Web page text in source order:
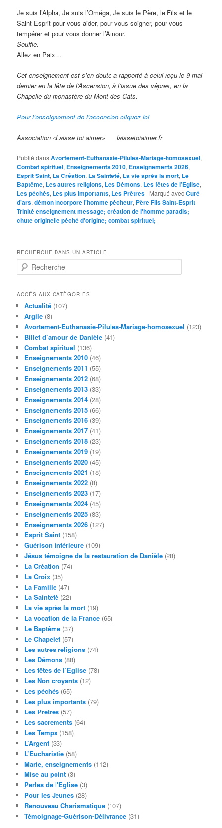
Je suis l’Alpha, Je suis l’Oméga, Je suis le Père, le Fils et le
Saint Esprit pour vous aider, pour vous soigner, pour vous
tempérer et pour vous donner l’Amour.
Souffle.
Allez en Paix…
Cet enseignement est s’en doute a rapporté à celui reçu le 9 mai
dernier en la fête de l’Ascension, à l’issue des vêpres, en la
Chapelle du monastère du Mont des Cats.
Pour l’enseignement de l’ascension cliquez-ici
Association «Laisse toi aimer» laissetoiaimer.fr
Publié dansAvortement-Euthanasie-Pilules-Mariage-homosexuel,
Combat spirituel, Enseignements 2010, Enseignements 2026,
Esprit Saint, La Création, La Sainteté, La vie après la mort, Le
Baptême, Les autres religions, Les Démons, Les fêtes de l’Eglise,
Les péchés, Les plus importants, Les Prêtres | Marqué avecCuré
d'ars,démon incorpore l'homme pécheur, Père Fils Saint-Esprit
Trinité enseignement message; création de l'homme paradis;
chute originelle péché d'origine; combat spirituel;
RECHERCHE DANS UN ARTICLE.
e
h
c
h
e
ACCÉS AUX CATÈGORIES
Actualité (107)
Argile (8)
Avortement-Euthanasie-Pilules-Mariage-homosexuel (123)
Billet d’amour de Danièle (41)
Combat spirituel (136)
Enseignements 2010 (46)
Enseignements 2011 (55)
Enseignements 2012 (68)
Enseignements 2013 (33)
Enseignements 2014 (28)
Enseignements 2015 (66)
Enseignements 2016 (39)
Enseignements 2017 (41)
Enseignements 2018 (23)
Enseignements 2019 (19)
Enseignements 2020 (45)
Enseignements 2021 (18)
Enseignements 2022 (8)
Enseignements 2023 (17)
Enseignements 2024 (45)
Enseignements 2025 (83)
Enseignements 2026 (127)
Esprit Saint (158)
Guérison intérieure (109)
Jésus témoigne de la restauration de Danièle (28)
La Création (74)
La Croix (35)
La Famille (47)
La Sainteté (22)
La vie après la mort (19)
La vocation de la France (65)
Le Baptême (37)
Le Chapelet (57)
Les autres religions (74)
Les Démons (88)
Les fêtes de l’Eglise (78)
Les Non croyants (12)
Les péchés (65)
Les plus importants (79)
Les Prêtres (57)
Les sacrements (64)
Les Temps (158)
L’Argent (33)
L’Eucharistie (58)
Marie, enseignements (112)
Mise au point (3)
Perles de l'Eglise (3)
Pour les Jeunes (28)
Renouveau Charismatique (107)
Témoignage-Guérison-Délivrance (31)